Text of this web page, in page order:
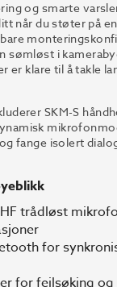
og smarte
når du støter på
sømløst i
er klare til å takle
SKM-S
fange isolert
trådløst
for